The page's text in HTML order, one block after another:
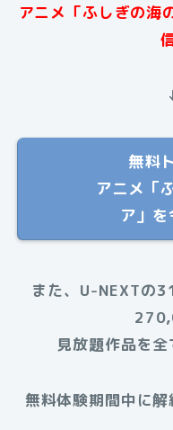
アニメ「ふしぎの海
無料
アニメ「
ア」
また、U-NEXTの
見放題作品を全
無料体験期間中に